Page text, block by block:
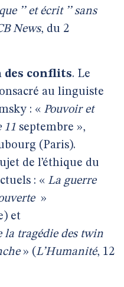
’’ et écrit ’’ sans
News, du 2
des conflits. Le
au linguiste
: « Pouvoir et
11 septembre »,
(Paris).
de l’éthique du
: « La guerre
»
et
la tragédie des twin
» (L’Humanité, 12